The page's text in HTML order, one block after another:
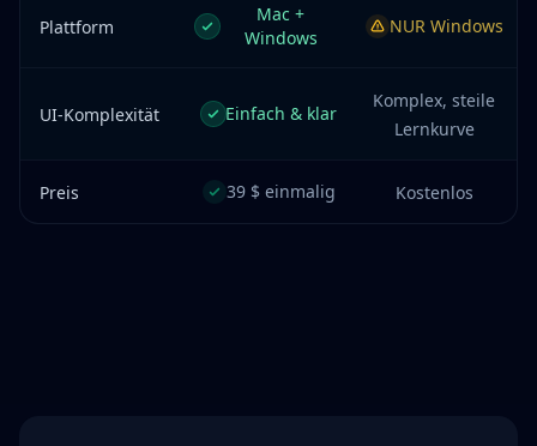
Plattform
Mac +
Windows
NUR Windows
UI-Komplexität Einfach & klar
Komplex, steile
Lernkurve
Preis 39 $ einmalig Kostenlos